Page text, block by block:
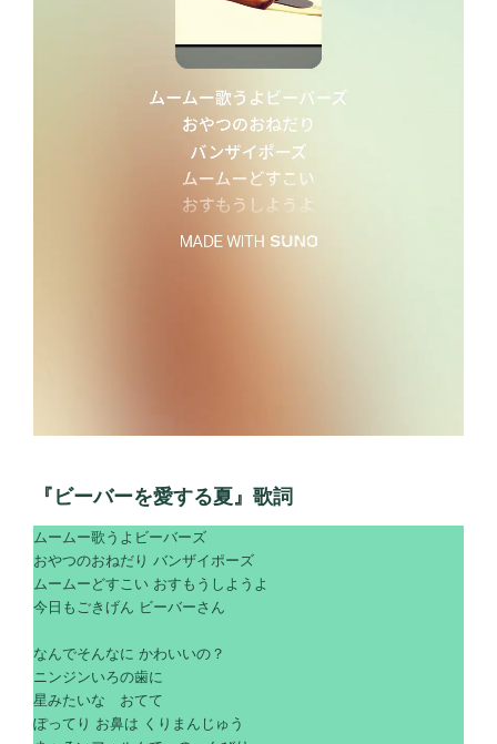
『ビーバーを愛する夏』歌詞
ムームー歌うよビーバーズ
おやつのおねだり バンザイポーズ
ムームーどすこい おすもうしようよ
今日もごきげん ビーバーさん
なんでそんなに かわいいの？
ニンジンいろの歯に
星みたいな おてて
ぽってり お鼻は くりまんじゅう